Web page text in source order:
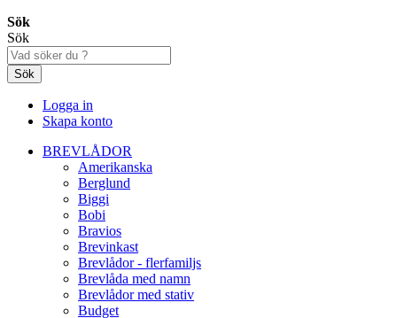
Sök
Sök
Sök
Logga in
Skapa konto
BREVLÅDOR
Amerikanska
Berglund
Biggi
Bobi
Bravios
Brevinkast
Brevlådor - flerfamiljs
Brevlåda med namn
Brevlådor med stativ
Budget